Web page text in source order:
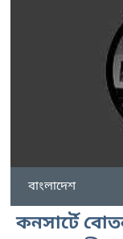
বাংলাদেশ
কনসার্টে